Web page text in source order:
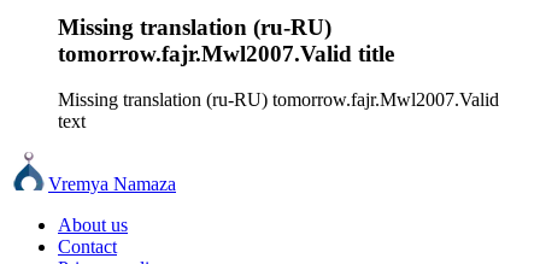
Missing translation (ru-RU)
tomorrow.fajr.Mwl2007.Valid title
Missing translation (ru-RU) tomorrow.fajr.Mwl2007.Valid
text
Vremya Namaza
About us
Contact